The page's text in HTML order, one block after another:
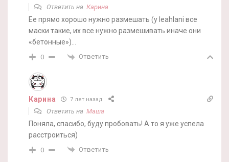
Ответить на Карина
Ее прямо хорошо нужно размешать (у leahlani все
маски такие, их все нужно размешивать иначе они
«бетонные»)…
0 Ответить
Карина 7 лет назад
Ответить на Маша
Поняла, спасибо, буду пробовать! А то я уже успела
расстроиться)
0 Ответить